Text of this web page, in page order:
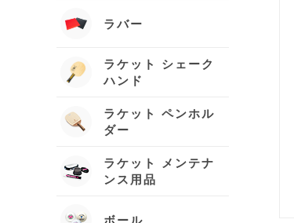
ラバー
ラケット シェーク
ハンド
ラケット ペンホル
ダー
ラケット メンテナ
ンス用品
ボール